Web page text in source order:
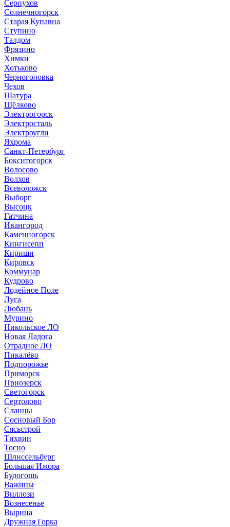
Серпухов
Солнечногорск
Старая Купавна
Ступино
Талдом
Фрязино
Химки
Хотьково
Черноголовка
Чехов
Шатура
Щёлково
Электрогорск
Электросталь
Электроугли
Яхрома
Санкт-Петербург
Бокситогорск
Волосово
Волхов
Всеволожск
Выборг
Высоцк
Гатчина
Ивангород
Каменногорск
Кингисепп
Кириши
Кировск
Коммунар
Кудрово
Лодейное Поле
Луга
Любань
Мурино
Никольское ЛО
Новая Ладога
Отрадное ЛО
Пикалёво
Подпорожье
Приморск
Приозерск
Светогорск
Сертолово
Сланцы
Сосновый Бор
Сясьстрой
Тихвин
Тосно
Шлиссельбург
Большая Ижора
Будогощь
Важины
Виллози
Вознесенье
Вырица
Дружная Горка